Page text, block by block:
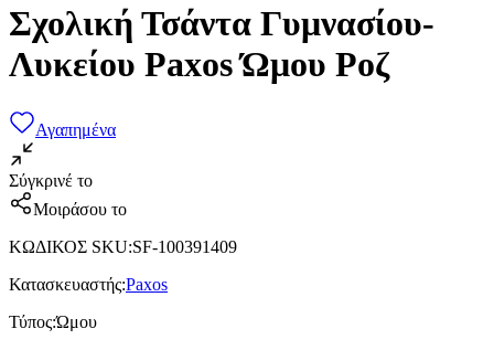
Σχολική Τσάντα Γυμνασίου-
Λυκείου Paxos Ώμου Ροζ
Αγαπημένα
Σύγκρινέ το
Μοιράσου το
ΚΩΔΙΚΟΣ SKU:SF-100391409
Κατασκευαστής:Paxos
Τύπος:Ώμου